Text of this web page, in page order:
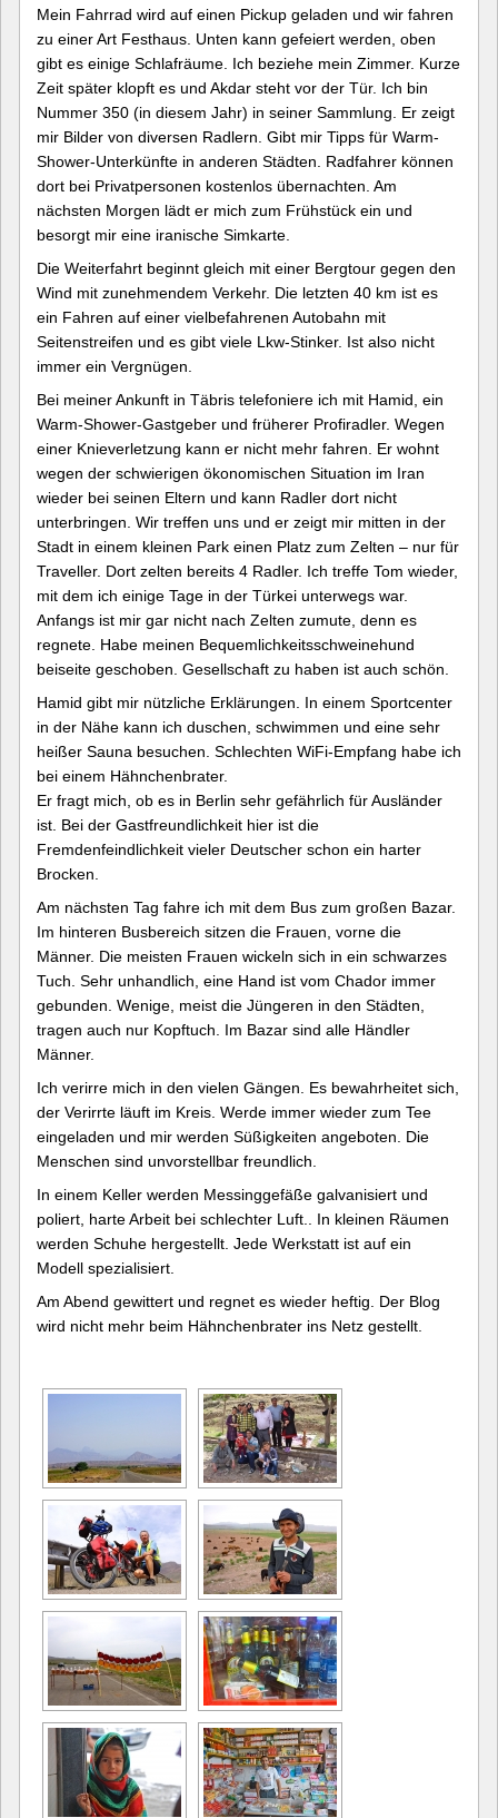
Mein Fahrrad wird auf einen Pickup geladen und wir fahren
zu einer Art Festhaus. Unten kann gefeiert werden, oben
gibt es einige Schlafräume. Ich beziehe mein Zimmer. Kurze
Zeit später klopft es und Akdar steht vor der Tür. Ich bin
Nummer 350 (in diesem Jahr) in seiner Sammlung. Er zeigt
mir Bilder von diversen Radlern. Gibt mir Tipps für Warm-
Shower-Unterkünfte in anderen Städten. Radfahrer können
dort bei Privatpersonen kostenlos übernachten. Am
nächsten Morgen lädt er mich zum Frühstück ein und
besorgt mir eine iranische Simkarte.
Die Weiterfahrt beginnt gleich mit einer Bergtour gegen den
Wind mit zunehmendem Verkehr. Die letzten 40 km ist es
ein Fahren auf einer vielbefahrenen Autobahn mit
Seitenstreifen und es gibt viele Lkw-Stinker. Ist also nicht
immer ein Vergnügen.
Bei meiner Ankunft in Täbris telefoniere ich mit Hamid, ein
Warm-Shower-Gastgeber und früherer Profiradler. Wegen
einer Knieverletzung kann er nicht mehr fahren. Er wohnt
wegen der schwierigen ökonomischen Situation im Iran
wieder bei seinen Eltern und kann Radler dort nicht
unterbringen. Wir treffen uns und er zeigt mir mitten in der
Stadt in einem kleinen Park einen Platz zum Zelten – nur für
Traveller. Dort zelten bereits 4 Radler. Ich treffe Tom wieder,
mit dem ich einige Tage in der Türkei unterwegs war.
Anfangs ist mir gar nicht nach Zelten zumute, denn es
regnete. Habe meinen Bequemlichkeitsschweinehund
beiseite geschoben. Gesellschaft zu haben ist auch schön.
Hamid gibt mir nützliche Erklärungen. In einem Sportcenter
in der Nähe kann ich duschen, schwimmen und eine sehr
heißer Sauna besuchen. Schlechten WiFi-Empfang habe ich
bei einem Hähnchenbrater.
Er fragt mich, ob es in Berlin sehr gefährlich für Ausländer
ist. Bei der Gastfreundlichkeit hier ist die
Fremdenfeindlichkeit vieler Deutscher schon ein harter
Brocken.
Am nächsten Tag fahre ich mit dem Bus zum großen Bazar.
Im hinteren Busbereich sitzen die Frauen, vorne die
Männer. Die meisten Frauen wickeln sich in ein schwarzes
Tuch. Sehr unhandlich, eine Hand ist vom Chador immer
gebunden. Wenige, meist die Jüngeren in den Städten,
tragen auch nur Kopftuch. Im Bazar sind alle Händler
Männer.
Ich verirre mich in den vielen Gängen. Es bewahrheitet sich,
der Verirrte läuft im Kreis. Werde immer wieder zum Tee
eingeladen und mir werden Süßigkeiten angeboten. Die
Menschen sind unvorstellbar freundlich.
In einem Keller werden Messinggefäße galvanisiert und
poliert, harte Arbeit bei schlechter Luft.. In kleinen Räumen
werden Schuhe hergestellt. Jede Werkstatt ist auf ein
Modell spezialisiert.
Am Abend gewittert und regnet es wieder heftig. Der Blog
wird nicht mehr beim Hähnchenbrater ins Netz gestellt.